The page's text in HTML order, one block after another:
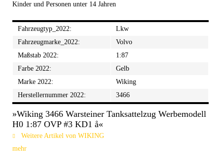
Kinder und Personen unter 14 Jahren
Fahrzeugtyp_2022:
Lkw
Fahrzeugmarke_2022:
Volvo
Maßstab 2022:
1:87
Farbe 2022:
Gelb
Marke 2022:
Wiking
Herstellernummer 2022:
3466
»Wiking 3466 Warsteiner Tanksattelzug Werbemodell
H0 1:87 OVP #3 KD1 å«
Weitere Artikel von WIKING
mehr